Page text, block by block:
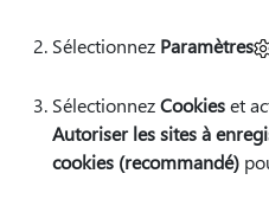
Sélectionnez Paramètres
SélectionnezCookieset
Autoriser les sites à
cookies (recommandé)